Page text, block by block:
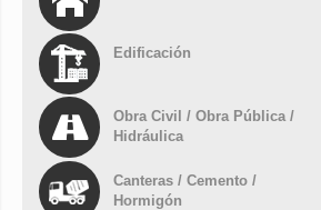
Edificación
Obra Civil / Obra Pública /
Hidráulica
Canteras / Cemento /
Hormigón